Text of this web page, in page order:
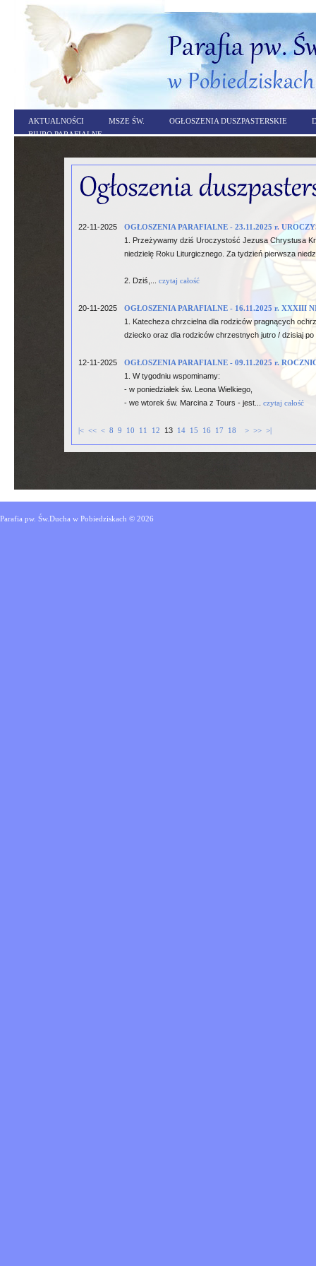
AKTUALNOŚCI MSZE ŚW. OGŁOSZENIA DUSZPASTERSKIE
BIURO PARAFIALNE
22-11-2025
OGŁOSZENIA PARAFIALNE - 23.11.2025 r.
1. Przeżywamy dziś Uroczystość Jezusa Chrystusa
niedzielę Roku Liturgicznego. Za tydzień pierwsza
2. Dziś,...czytaj całość
20-11-2025
OGŁOSZENIA PARAFIALNE - 16.11.2025 r. XXXIII
1. Katecheza chrzcielna dla rodziców pragnących
dziecko oraz dla rodziców chrzestnych jutro / dzisiaj
12-11-2025
OGŁOSZENIA PARAFIALNE - 09.11.2025 r.
1. W tygodniu wspominamy:
- w poniedziałek św. Leona Wielkiego,
- we wtorek św. Marcina z Tours - jest...czytaj całość
|< << < 8 9 10 11 12 13 14 15 16 17 18 > >> >|
Parafia pw. Św.Ducha w Pobiedziskach © 2026